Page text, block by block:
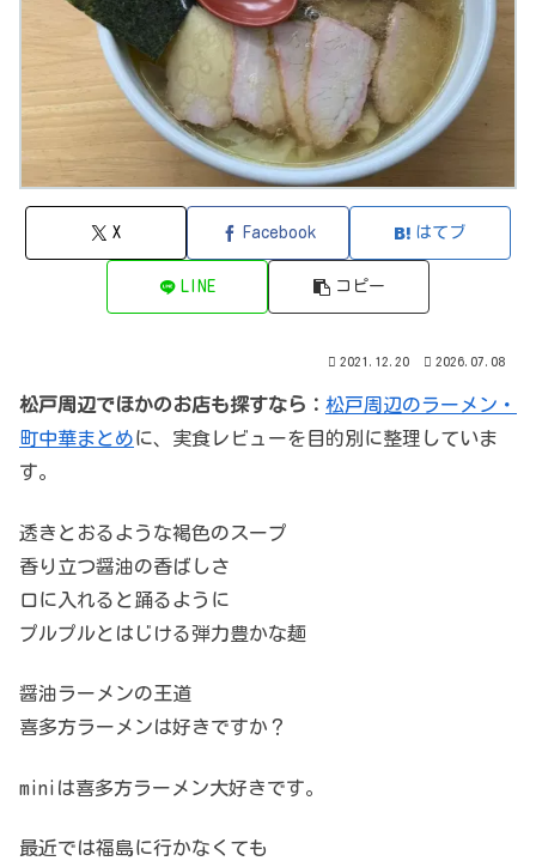
X Facebook はてブ
LINE コピー
2021.12.20 2026.07.08
松戸周辺でほかのお店も探すなら： 松戸周辺のラーメン・
町中華まとめに、実食レビューを目的別に整理していま
す。
透きとおるような褐色のスープ
香り立つ醤油の香ばしさ
口に入れると踊るように
プルプルとはじける弾力豊かな麺
醤油ラーメンの王道
喜多方ラーメンは好きですか？
miniは喜多方ラーメン大好きです。
最近では福島に行かなくても